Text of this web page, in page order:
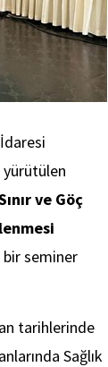
yürütülen
ve Göç
bir seminer
tarihlerinde
Sağlık